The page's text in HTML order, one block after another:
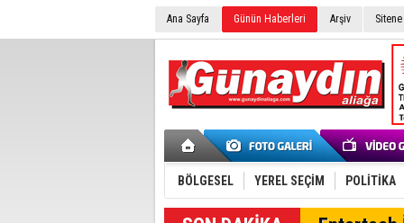
Ana Sayfa Günün Haberleri Arşiv
BÖLGESEL YEREL SEÇİM POLİTİKA